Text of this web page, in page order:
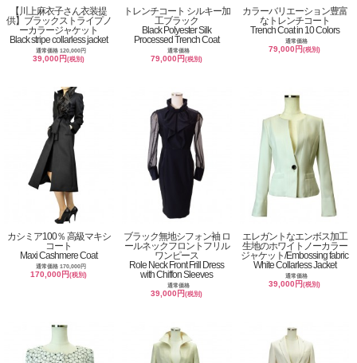
【川上麻衣子さん衣装提
供】ブラックストライプノ
ーカラージャケット
Black stripe collarless jacket
通常価格 120,000円
39,000円(税別)
トレンチコート シルキー加
工ブラック
Black Polyester Silk
Processed Trench Coat
通常価格
79,000円(税別)
カラーバリエーション豊富
なトレンチコート
Trench Coat in 10 Colors
通常価格
79,000円(税別)
カシミア100％ 高級マキシ
コート
Maxi Cashmere Coat
通常価格 170,000円
170,000円(税別)
ブラック無地シフォン袖 ロ
ールネックフロントフリル
ワンピース
Role Neck Front Frill Dress
with Chiffon Sleeves
通常価格
39,000円(税別)
エレガントなエンボス加工
生地のホワイトノーカラー
ジャケット/Embossing fabric
White Collarless Jacket
通常価格
39,000円(税別)